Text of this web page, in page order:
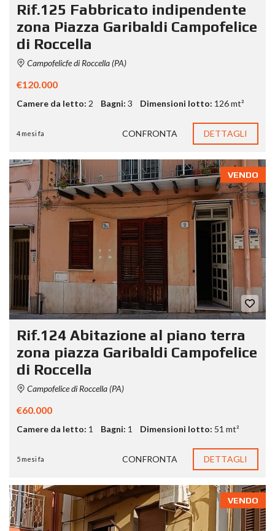
Rif.125 Fabbricato indipendente
zona Piazza Garibaldi Campofelice
di Roccella
Campofelicfe di Roccella (PA)
€120.000
Camere da letto: 2 Bagni: 3 Dimensioni lotto: 126 mt²
4 mesi fa CONFRONTA DETTAGLI
VENDO
Rif.124 Abitazione al piano terra
zona piazza Garibaldi Campofelice
di Roccella
Campofelice di Roccella (PA)
€60.000
Camere da letto: 1 Bagni: 1 Dimensioni lotto: 51 mt²
5 mesi fa CONFRONTA DETTAGLI
VENDO